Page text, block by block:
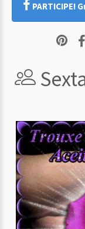
PARTICIPE!